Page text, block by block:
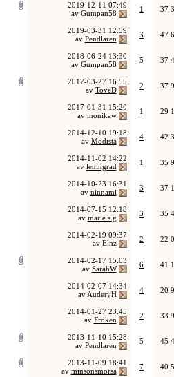
2019-12-11 07:49
av Gumpan58 1 37
2019-03-31 12:59
av Pendlaren 3 47
2018-06-24 13:30
av Gumpan58 5 37
2017-03-27 16:55
av ToveD 2 37
2017-01-31 15:20
av monikaw 1 29
2014-12-10 19:18
av Modista 4 42
2014-11-02 14:22
av leningrad 1 35
2014-10-23 16:31
av ninnami 3 37
2014-07-15 12:18
av marie.s.g 3 35
2014-02-19 09:37
av Elnz 2 22
2014-02-17 15:03
av SarahW 6 41
2014-02-07 14:34
av AuderyH 4 20
2014-01-27 23:45
av Fröken 2 33
2013-11-10 15:28
av Pendlaren 5 45
2013-11-09 18:41
av minsonsmorsa 7 40